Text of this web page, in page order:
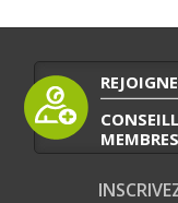
MEMBRES